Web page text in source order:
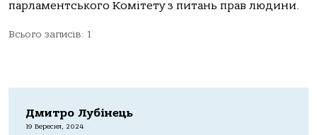
парламентського Комітету з питань прав людини.
Всього записів: 1
Дмитро Лубінець
19 Вересня, 2024